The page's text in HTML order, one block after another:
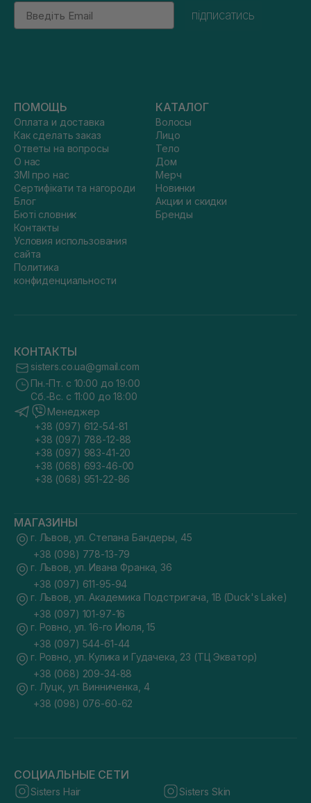
Email
підписатись
ПОМОЩЬ
Оплата и доставка
Как сделать заказ
Ответы на вопросы
О нас
ЗМІ про нас
Сертифікати та нагороди
Блог
Бюті словник
Контакты
Условия использования
сайта
Политика
конфиденциальности
КАТАЛОГ
Волосы
Лицо
Тело
Дом
Мерч
Новинки
Акции и скидки
Бренды
КОНТАКТЫ
sisters.co.ua@gmail.com
Пн.-Пт. с 10:00 до 19:00
Сб.-Вс. с 11:00 до 18:00
Менеджер
+38 (097) 612-54-81
+38 (097) 788-12-88
+38 (097) 983-41-20
+38 (068) 693-46-00
+38 (068) 951-22-86
МАГАЗИНЫ
г. Львов, ул. Степана Бандеры, 45
+38 (098) 778-13-79
г. Львов, ул. Ивана Франка, 36
+38 (097) 611-95-94
г. Львов, ул. Академика Подстригача, 1В (Duck's Lake)
+38 (097) 101-97-16
г. Ровно, ул. 16-го Июля, 15
+38 (097) 544-61-44
г. Ровно, ул. Кулика и Гудачека, 23 (ТЦ Экватор)
+38 (068) 209-34-88
г. Луцк, ул. Винниченка, 4
+38 (098) 076-60-62
СОЦИАЛЬНЫЕ СЕТИ
Sisters Hair Sisters Skin